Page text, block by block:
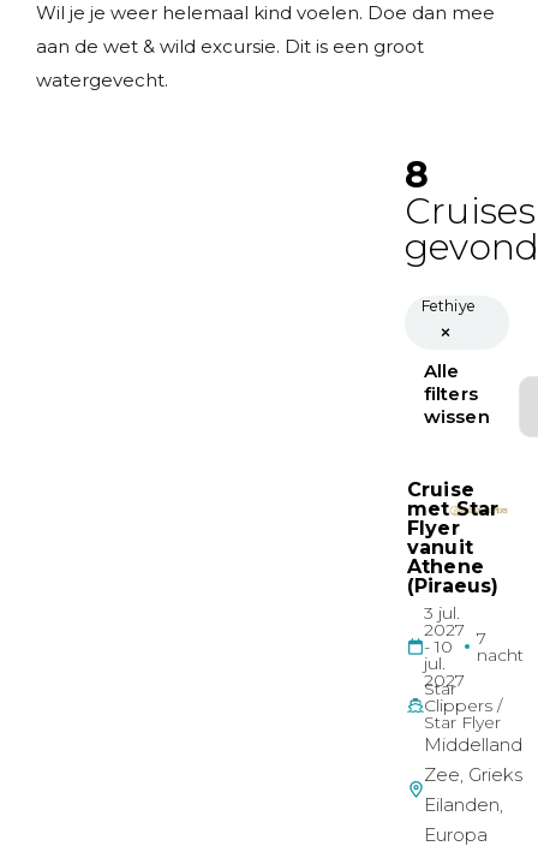
Wil je je weer helemaal kind voelen. Doe dan mee
aan de wet & wild excursie. Dit is een groot
watergevecht.